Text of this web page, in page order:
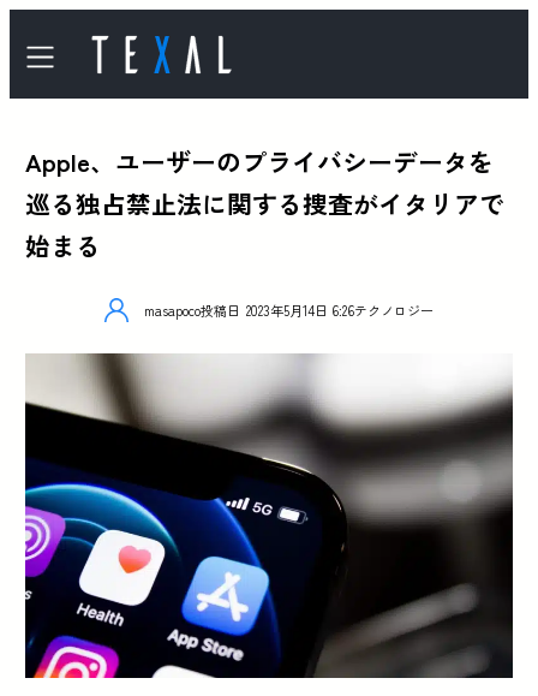
Apple、ユーザーのプライバシーデータを
巡る独占禁止法に関する捜査がイタリアで
始まる
masapoco投稿日 2023年5月14日 6:26テクノロジー